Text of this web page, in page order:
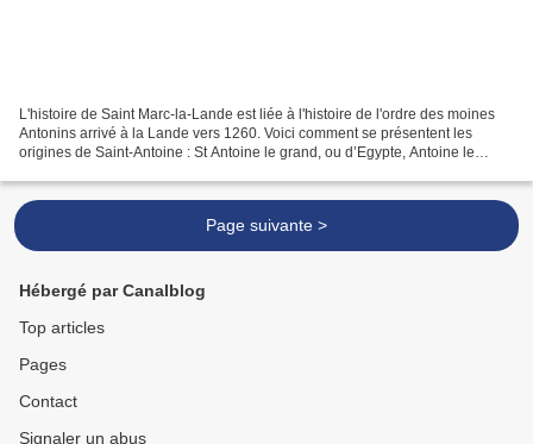
L'histoire de Saint Marc-la-Lande est liée à l'histoire de l'ordre des moines
Antonins arrivé à la Lande vers 1260. Voici comment se présentent les
origines de Saint-Antoine : St Antoine le grand, ou d’Egypte, Antoine le
Page suivante >
Hébergé par Canalblog
Top articles
Pages
Contact
Signaler un abus